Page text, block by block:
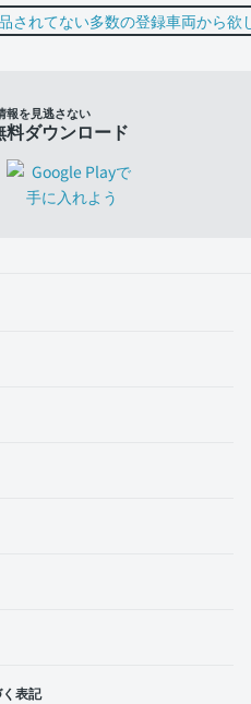
報を見逃さない
ダウンロード
表記